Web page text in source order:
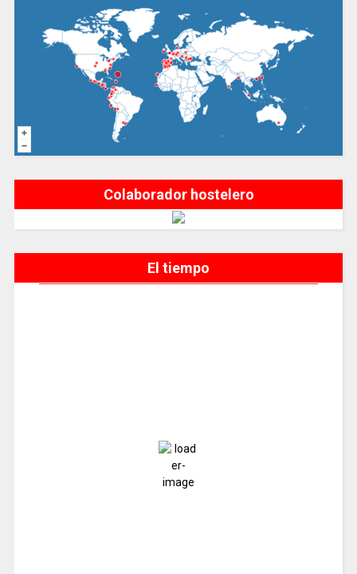
Colaborador hostelero
El tiempo
Ráfagas de viento:
Clouds: